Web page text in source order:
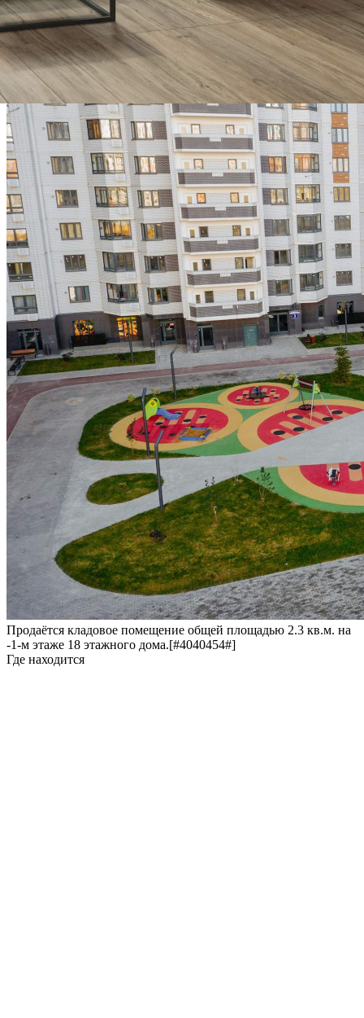
Продаётся кладовое помещение общей площадью 2.3 кв.м. на
-1-м этаже 18 этажного дома.[#4040454#]
Где находится